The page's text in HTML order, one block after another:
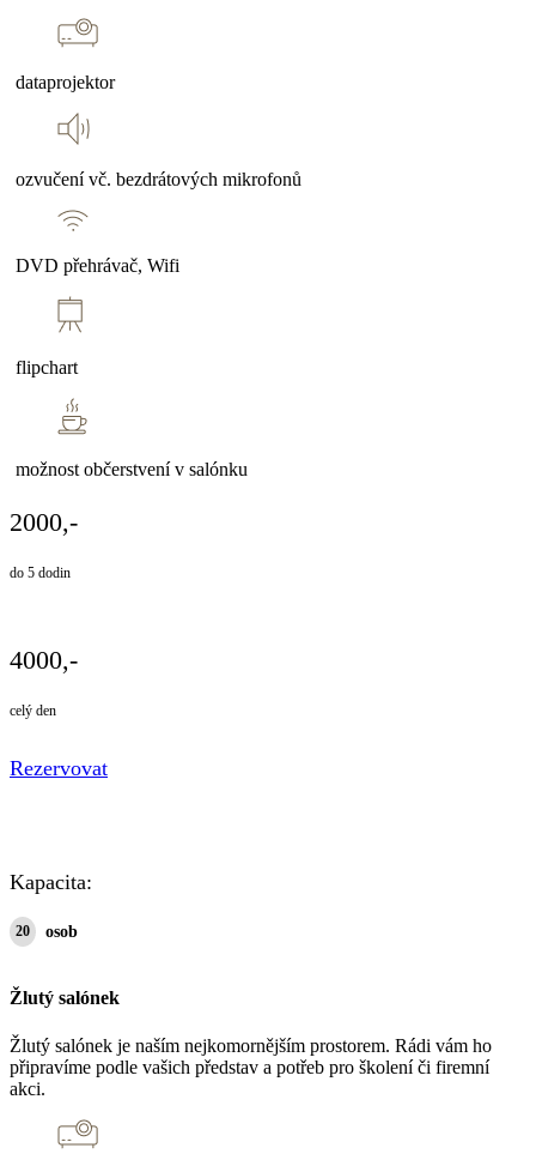
dataprojektor
ozvučení vč. bezdrátových mikrofonů
DVD přehrávač, Wifi
flipchart
možnost občerstvení v salónku
2000,-
do 5 dodin
4000,-
celý den
Rezervovat
Kapacita:
20 osob
Žlutý salónek
Žlutý salónek je naším nejkomornějším prostorem. Rádi vám ho
připravíme podle vašich představ a potřeb pro školení či firemní
akci.